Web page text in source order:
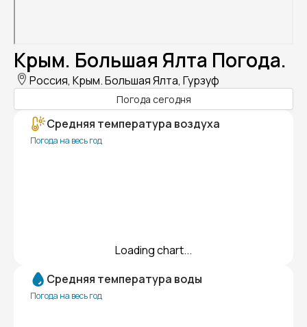
Крым. Большая Ялта Погода.
Россия, Крым. Большая Ялта, Гурзуф
Погода сегодня
Средняя температура воздуха
Погода на весь год
Loading chart...
Средняя температура воды
Погода на весь год